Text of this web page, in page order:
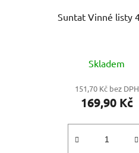
Suntat Vinné listy
Skladem
151,70 Kč bez DPH
169,90 Kč